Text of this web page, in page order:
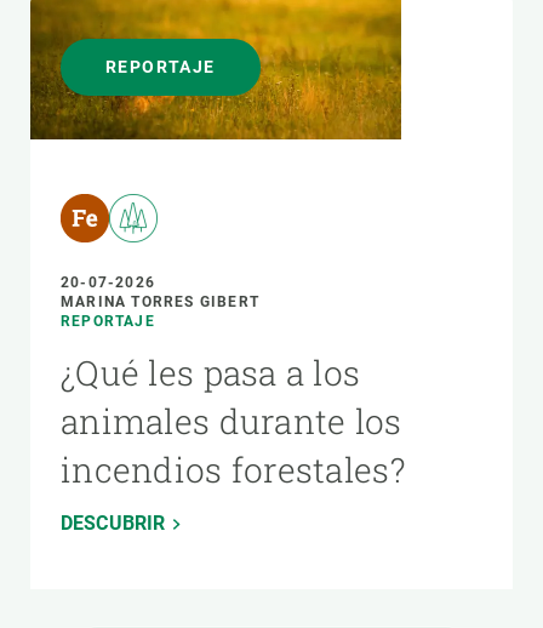
REPORTAJE
20-07-2026
MARINA TORRES GIBERT
REPORTAJE
¿Qué les pasa a los
animales durante los
incendios forestales?
DESCUBRIR